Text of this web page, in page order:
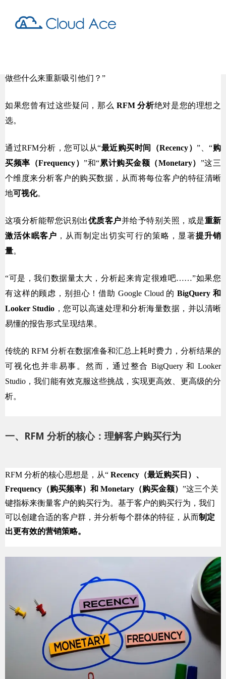
做些什么来重新吸引他们？”
如果您曾有过这些疑问，那么 RFM 分析绝对是您的理想之
选。
通过RFM分析，您可以从“最近购买时间（Recency）”、“购
买频率（Frequency）”和“累计购买金额（Monetary） ”这三
个维度来分析客户的购买数据，从而将每位客户的特征清晰
地可视化。
这项分析能帮您识别出优质客户并给予特别关照，或是重新
激活休眠客户 ，从而制定出切实可行的策略，显著提升销
量。
“可是，我们数据量太大，分析起来肯定很难吧……”如果您
有这样的顾虑，别担心！借助 Google Cloud 的 BigQuery 和
Looker Studio ，您可以高速处理和分析海量数据，并以清晰
易懂的报告形式呈现结果。
传统的 RFM 分析在数据准备和汇总上耗时费力，分析结果的
可视化也并非易事。然而，通过整合 BigQuery 和 Looker
Studio，我们能有效克服这些挑战，实现更高效、更高级的分
析。
一、RFM 分析的核心：理解客户购买行为
RFM 分析的核心思想是，从“ Recency（最近购买日）、
Frequency（购买频率）和 Monetary（购买金额） ”这三个关
键指标来衡量客户的购买行为。基于客户的购买行为，我们
可以创建合适的客户群，并分析每个群体的特征，从而制定
出更有效的营销策略。